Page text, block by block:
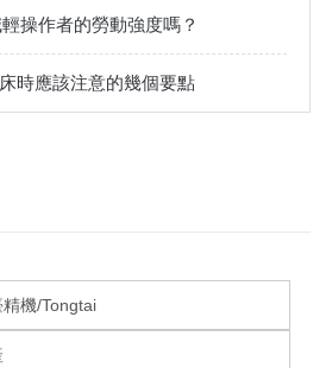
操作者的勞動強度嗎？
時應該注意的幾個要點
精機/Tongtai